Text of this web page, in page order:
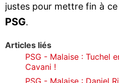
justes pour mettre fin à
PSG.
Articles liés
PSG - Malaise : Tuchel
Cavani !
PSG - Malaise : Daniel